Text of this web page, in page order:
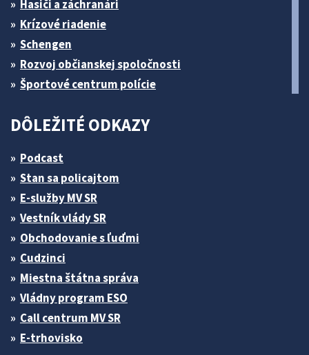
Hasiči a záchranári
Krízové riadenie
Schengen
Rozvoj občianskej spoločnosti
Športové centrum polície
DÔLEŽITÉ ODKAZY
Podcast
Stan sa policajtom
E-služby MV SR
Vestník vlády SR
Obchodovanie s ľuďmi
Cudzinci
Miestna štátna správa
Vládny program ESO
Call centrum MV SR
E-trhovisko